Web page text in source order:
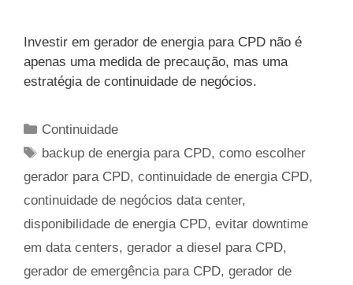
Investir em gerador de energia para CPD não é
apenas uma medida de precaução, mas uma
estratégia de continuidade de negócios.
Categorias
Continuidade
Tags
backup de energia para CPD,como escolher
gerador para CPD, continuidade de energia CPD,
continuidade de negócios data center,
disponibilidade de energia CPD, evitar downtime
em data centers, gerador a diesel para CPD,
gerador de emergência para CPD, gerador de